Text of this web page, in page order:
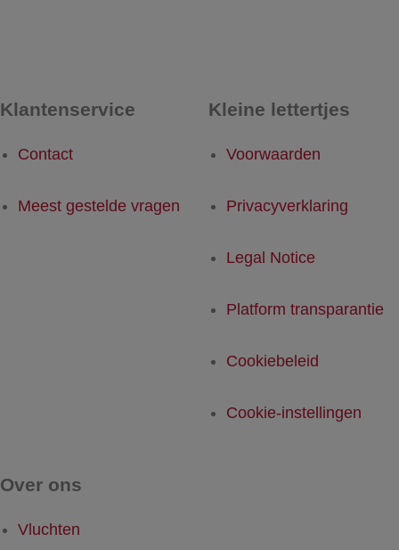
Klantenservice
Contact
Meest gestelde vragen
Kleine lettertjes
Voorwaarden
Privacyverklaring
Legal Notice
Platform transparantie
Cookiebeleid
Cookie-instellingen
Over ons
Vluchten